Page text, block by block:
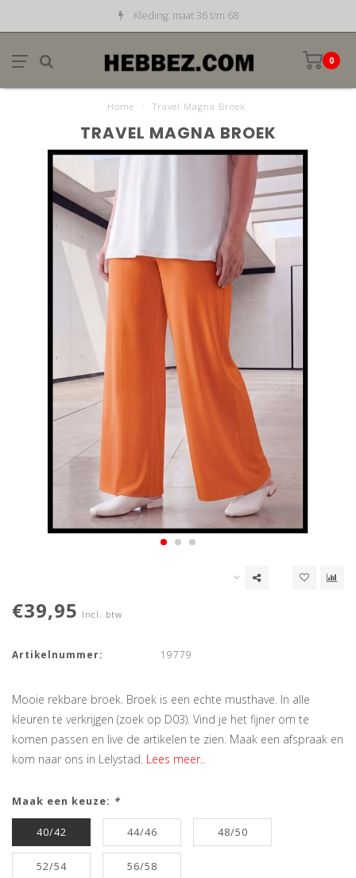
Kleding: maat 36 t/m 68
0
Home Travel Magna Broek
TRAVEL MAGNA BROEK
€39,95 Incl. btw
Artikelnummer: 19779
Mooie rekbare broek. Broek is een echte musthave. In alle
kleuren te verkrijgen (zoek op D03). Vind je het fijner om te
komen passen en live de artikelen te zien. Maak een afspraak en
kom naar ons in Lelystad. Lees meer..
Maak een keuze: *
40/42 44/46 48/50
52/54 56/58